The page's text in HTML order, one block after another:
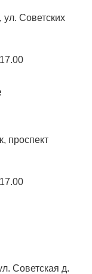
ул. Советских
проспект
Советская д.